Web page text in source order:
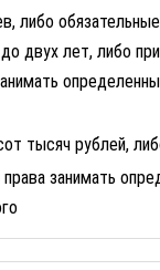
либо
двух лет, либо
тысяч рублей,
занимать